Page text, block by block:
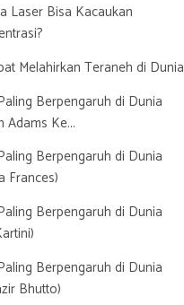
Laser Bisa Kacaukan
Melahirkan Teraneh di Dunia
Berpengaruh di Dunia
Adams Ke...
Berpengaruh di Dunia
Frances)
Berpengaruh di Dunia
Berpengaruh di Dunia
Bhutto)